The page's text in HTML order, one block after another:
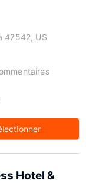
47542, US
Hotel &